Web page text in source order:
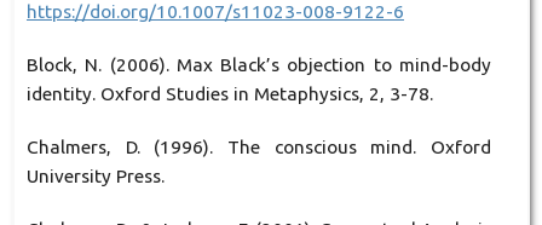
https://doi.org/10.1007/s11023-008-9122-6
Block, N. (2006). Max Black’s objection to mind-body
identity. Oxford Studies in Metaphysics, 2, 3-78.
Chalmers, D. (1996). The conscious mind. Oxford
University Press.